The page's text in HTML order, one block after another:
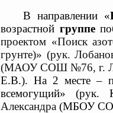
В направлении «
возрастной группе
проектом «Поиск
грунте)» (рук.
(МАОУ СОШ №76, г.
Е.В.). На 2 месте –
всемогущий» (рук.
Александра (МБОУ СОШ